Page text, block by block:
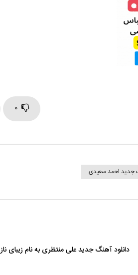
0
جدید احمد سعیدی
دانلود آهنگ جدید علی منتظری به نام زیبای ناز